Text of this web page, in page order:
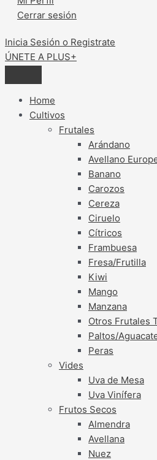
Cerrar sesión
Inicia Sesión o Registrate
ÚNETE A PLUS+
Home
Cultivos
Frutales
Arándano
Avellano
Banano
Carozos
Cereza
Ciruelo
Cítricos
Frambuesa
Fresa/Frutilla
Kiwi
Mango
Manzana
Otros Frutales
Paltos/
Peras
Vides
Uva de Mesa
Uva Vinífera
Frutos Secos
Almendra
Avellana
Nuez